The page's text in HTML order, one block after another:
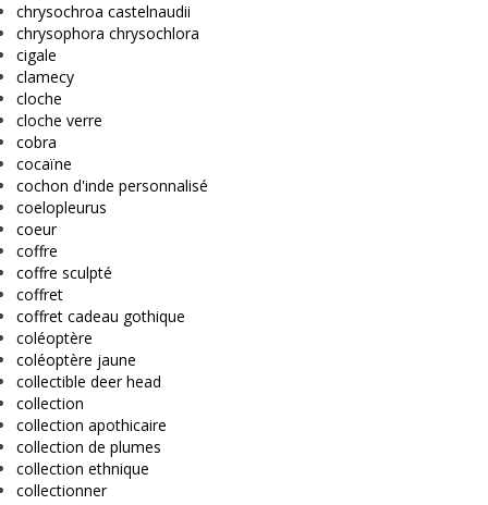
chrysochroa castelnaudii
chrysophora chrysochlora
cigale
clamecy
cloche
cloche verre
cobra
cocaïne
cochon d'inde personnalisé
coelopleurus
coeur
coffre
coffre sculpté
coffret
coffret cadeau gothique
coléoptère
coléoptère jaune
collectible deer head
collection
collection apothicaire
collection de plumes
collection ethnique
collectionner